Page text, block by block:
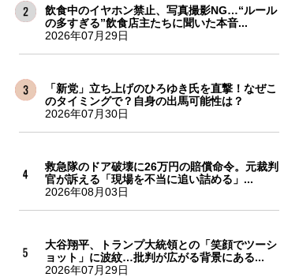
飲食中のイヤホン禁止、写真撮影NG…“ルール
の多すぎる”飲食店主たちに聞いた本音...
2026年07月29日
「新党」立ち上げのひろゆき氏を直撃！なぜこ
のタイミングで？自身の出馬可能性は？
2026年07月30日
救急隊のドア破壊に26万円の賠償命令。元裁判
官が訴える「現場を不当に追い詰める」...
2026年08月03日
大谷翔平、トランプ大統領との「笑顔でツーシ
ョット」に波紋…批判が広がる背景にある...
2026年07月29日